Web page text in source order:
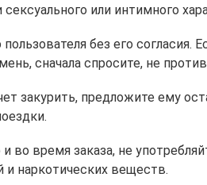
или интимного
без его согласия.
сначала спросите, не
закурить, предложите ему
во время заказа, не
и наркотических веществ.